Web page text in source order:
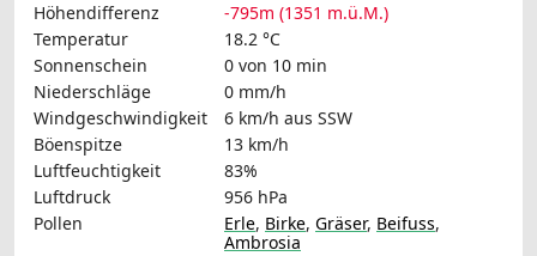
Höhendifferenz
-795m (1351 m.ü.M.)
Temperatur
18.2 °C
Sonnenschein
0 von 10 min
Niederschläge
0 mm/h
Windgeschwindigkeit
6 km/h aus SSW
Böenspitze
13 km/h
Luftfeuchtigkeit
83%
Luftdruck
956 hPa
Pollen
Erle, Birke, Gräser, Beifuss,
Ambrosia